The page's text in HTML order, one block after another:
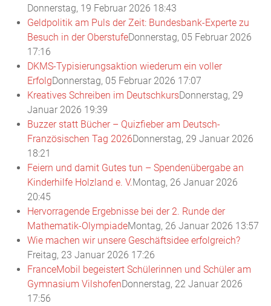
Donnerstag, 19 Februar 2026 18:43
Geldpolitik am Puls der Zeit: Bundesbank-Experte zu
Besuch in der OberstufeDonnerstag, 05 Februar 2026
17:16
DKMS-Typisierungsaktion wiederum ein voller
ErfolgDonnerstag, 05 Februar 2026 17:07
Kreatives Schreiben im DeutschkursDonnerstag, 29
Januar 2026 19:39
Buzzer statt Bücher – Quizfieber am Deutsch-
Französischen Tag 2026Donnerstag, 29 Januar 2026
18:21
Feiern und damit Gutes tun – Spendenübergabe an
Kinderhilfe Holzland e. V.Montag, 26 Januar 2026
20:45
Hervorragende Ergebnisse bei der 2. Runde der
Mathematik-OlympiadeMontag, 26 Januar 2026 13:57
Wie machen wir unsere Geschäftsidee erfolgreich?
Freitag, 23 Januar 2026 17:26
FranceMobil begeistert Schülerinnen und Schüler am
Gymnasium VilshofenDonnerstag, 22 Januar 2026
17:56